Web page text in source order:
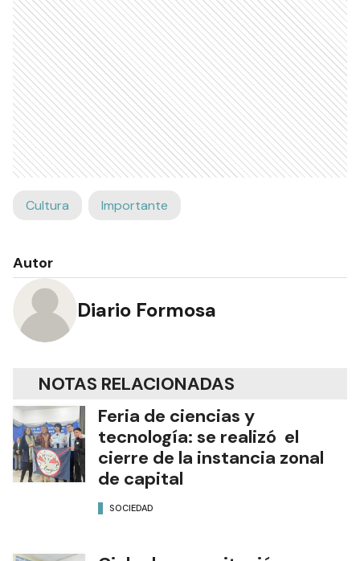
Cultura Importante
Autor
Diario Formosa
NOTAS RELACIONADAS
Feria de ciencias y
tecnología: se realizó el
cierre de la instancia zonal
de capital
SOCIEDAD